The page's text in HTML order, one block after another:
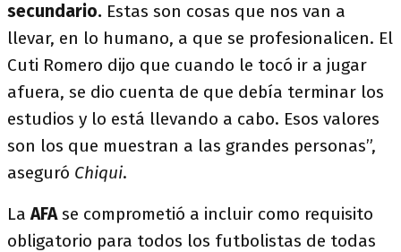
secundario. Estas son cosas que nos van a
llevar, en lo humano, a que se profesionalicen. El
Cuti Romero dijo que cuando le tocó ir a jugar
afuera, se dio cuenta de que debía terminar los
estudios y lo está llevando a cabo. Esos valores
son los que muestran a las grandes personas”,
aseguró Chiqui.
LaAFAse comprometió a incluir como requisito
obligatorio para todos los futbolistas de todas